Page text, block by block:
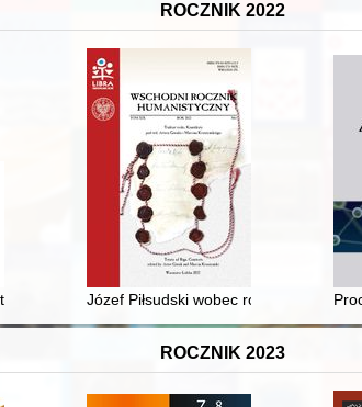
ROCZNIK 2022
kina polskiego lat 80
Józef Piłsudski wobec rokowań ryskich
ROCZNIK 2023